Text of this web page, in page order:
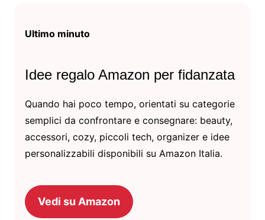
Ultimo minuto
Idee regalo Amazon per fidanzata
Quando hai poco tempo, orientati su categorie
semplici da confrontare e consegnare: beauty,
accessori, cozy, piccoli tech, organizer e idee
personalizzabili disponibili su Amazon Italia.
Vedi su Amazon